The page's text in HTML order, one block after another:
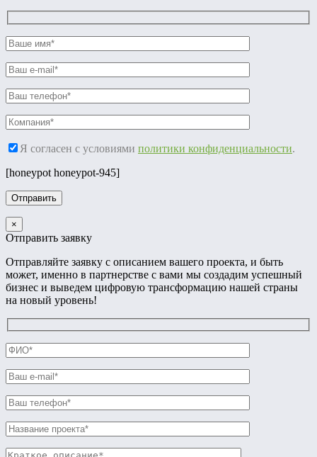
Я согласен с условиями политики конфиденциальности.
[honeypot honeypot-945]
×
Отправить заявку
Отправляйте заявку с описанием вашего проекта, и быть
может, именно в партнерстве с вами мы создадим успешный
бизнес и выведем цифровую трансформацию нашей страны
на новый уровень!